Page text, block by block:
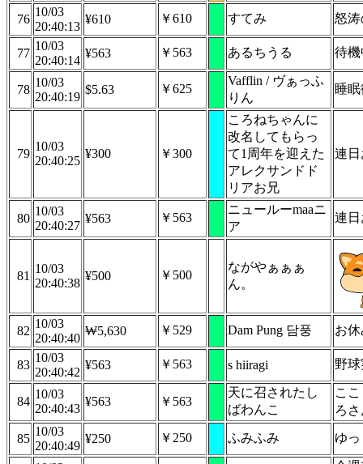
76
10/03
20:40:13
¥610 ￥610 すてみ 怒
77
10/03
20:40:14
¥563 ￥563 あるちうる 待
78
10/03
20:40:19
$5.63 ￥625
Vafflin / ヴぁっふ
りん
睡
79
10/03
20:40:25
¥300 ￥300
ころねちゃんに
改名してもらっ
て1周年を迎えた
アレクサンドド
リアお兄
連
80
10/03
20:40:27
¥563 ￥563
ニュールーmaaニ
ア
連
81
10/03
20:40:38
¥500 ￥500
ながやぁぁぁ
ん。
82
10/03
20:40:40
₩5,630 ￥529 Dam Pung 담풍 お
83
10/03
20:40:42
¥563 ￥563 s hiiragi 野
84
10/03
20:40:43
¥563 ￥563
天に召されたし
ばわんこ
こ
ろ
85
10/03
20:40:49
¥250 ￥250 ふみふみ ゆ